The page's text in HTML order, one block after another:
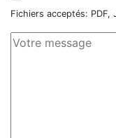
Fichiers acceptés: PDF,